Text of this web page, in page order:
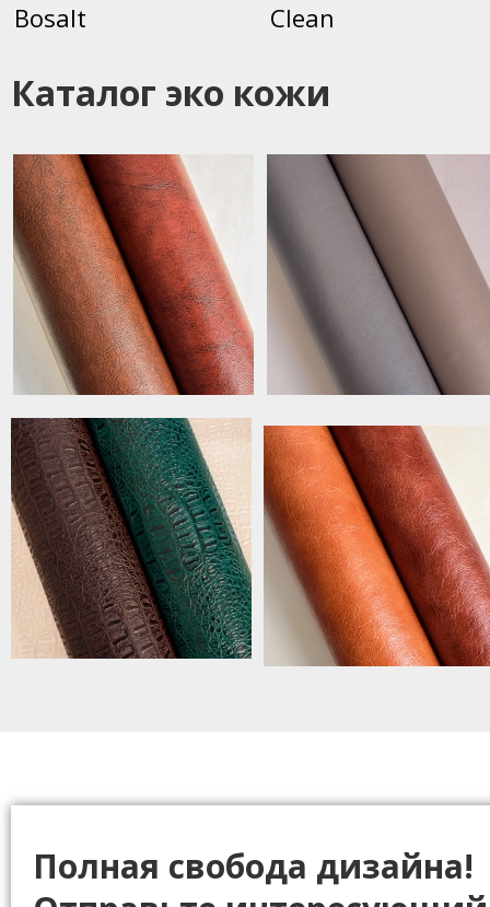
Полная свобода дизайна!
Clean
Bosalt
Каталог эко кожи